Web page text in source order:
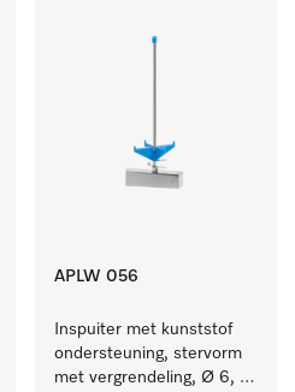
APLW 056
Inspuiter met kunststof
ondersteuning, stervorm
met vergrendeling, Ø 6,